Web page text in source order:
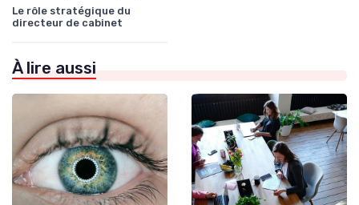
Le rôle stratégique du
directeur de cabinet
À lire aussi